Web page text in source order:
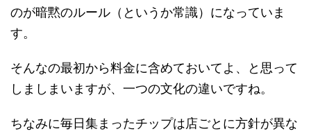
のが暗黙のルール（というか常識）になっていま
す。
そんなの最初から料金に含めておいてよ、と思って
しましまいますが、一つの文化の違いですね。
ちなみに毎日集まったチップは店ごとに方針が異な